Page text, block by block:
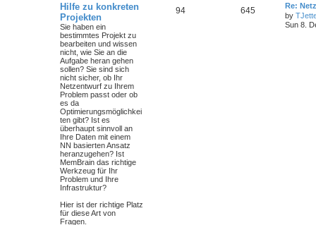
Hilfe zu konkreten
Projekten
Sie haben ein
bestimmtes Projekt zu
bearbeiten und wissen
nicht, wie Sie an die
Aufgabe heran gehen
sollen? Sie sind sich
nicht sicher, ob Ihr
Netzentwurf zu Ihrem
Problem passt oder ob
es da
Optimierungsmöglichkei
ten gibt? Ist es
überhaupt sinnvoll an
Ihre Daten mit einem
NN basierten Ansatz
heranzugehen? Ist
MemBrain das richtige
Werkzeug für Ihr
Problem und Ihre
Infrastruktur?
Hier ist der richtige Platz
für diese Art von
Fragen.
94 645
Re:
by
Sun 8.